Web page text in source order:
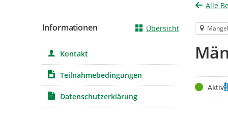
Alle
StatusAktiv
Informationen Übersicht
Kontakt
Teilnahmebedingungen
Datenschutzerklärung